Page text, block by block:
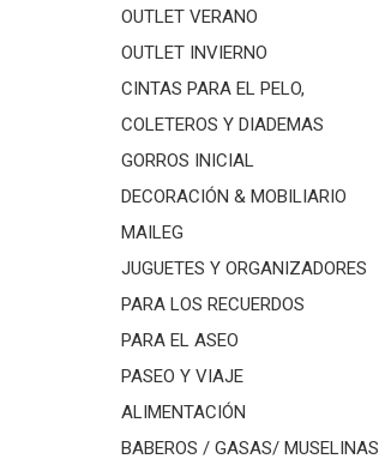
OUTLET VERANO
OUTLET INVIERNO
CINTAS PARA EL PELO,
COLETEROS Y DIADEMAS
GORROS INICIAL
DECORACIÓN & MOBILIARIO
MAILEG
JUGUETES Y ORGANIZADORES
PARA LOS RECUERDOS
PARA EL ASEO
PASEO Y VIAJE
ALIMENTACIÓN
BABEROS / GASAS/ MUSELINAS